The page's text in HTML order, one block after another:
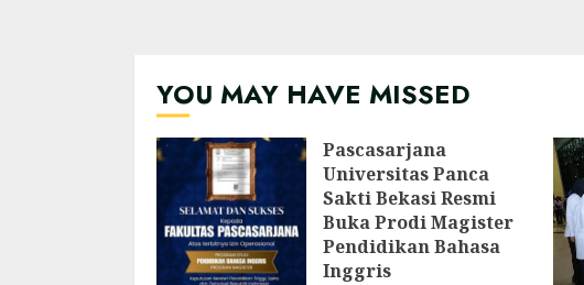
YOU MAY HAVE MISSED
Pascasarjana
Universitas Panca
Sakti Bekasi Resmi
Buka Prodi Magister
Pendidikan Bahasa
Inggris